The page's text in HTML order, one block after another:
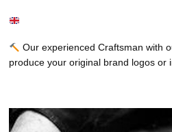
Our experienced Craftsman with
produce your original brand logos or